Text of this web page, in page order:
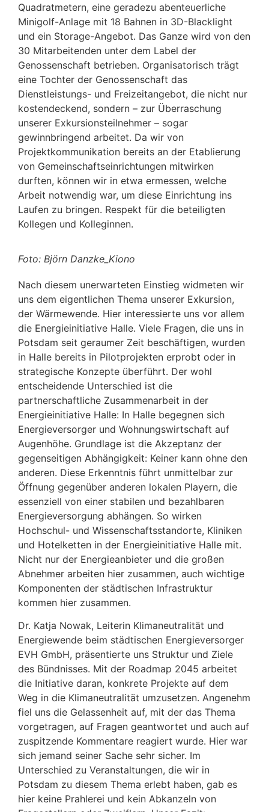
Quadratmetern, eine geradezu abenteuerliche
Minigolf-Anlage mit 18 Bahnen in 3D-Blacklight
und ein Storage-Angebot. Das Ganze wird von den
30 Mitarbeitenden unter dem Label der
Genossenschaft betrieben. Organisatorisch trägt
eine Tochter der Genossenschaft das
Dienstleistungs- und Freizeitangebot, die nicht nur
kostendeckend, sondern – zur Überraschung
unserer Exkursionsteilnehmer – sogar
gewinnbringend arbeitet. Da wir von
Projektkommunikation bereits an der Etablierung
von Gemeinschaftseinrichtungen mitwirken
durften, können wir in etwa ermessen, welche
Arbeit notwendig war, um diese Einrichtung ins
Laufen zu bringen. Respekt für die beteiligten
Kollegen und Kolleginnen.
Foto: Björn Danzke_Kiono
Nach diesem unerwarteten Einstieg widmeten wir
uns dem eigentlichen Thema unserer Exkursion,
der Wärmewende. Hier interessierte uns vor allem
die Energieinitiative Halle. Viele Fragen, die uns in
Potsdam seit geraumer Zeit beschäftigen, wurden
in Halle bereits in Pilotprojekten erprobt oder in
strategische Konzepte überführt. Der wohl
entscheidende Unterschied ist die
partnerschaftliche Zusammenarbeit in der
Energieinitiative Halle: In Halle begegnen sich
Energieversorger und Wohnungswirtschaft auf
Augenhöhe. Grundlage ist die Akzeptanz der
gegenseitigen Abhängigkeit: Keiner kann ohne den
anderen. Diese Erkenntnis führt unmittelbar zur
Öffnung gegenüber anderen lokalen Playern, die
essenziell von einer stabilen und bezahlbaren
Energieversorgung abhängen. So wirken
Hochschul- und Wissenschaftsstandorte, Kliniken
und Hotelketten in der Energieinitiative Halle mit.
Nicht nur der Energieanbieter und die großen
Abnehmer arbeiten hier zusammen, auch wichtige
Komponenten der städtischen Infrastruktur
kommen hier zusammen.
Dr. Katja Nowak, Leiterin Klimaneutralität und
Energiewende beim städtischen Energieversorger
EVH GmbH, präsentierte uns Struktur und Ziele
des Bündnisses. Mit der Roadmap 2045 arbeitet
die Initiative daran, konkrete Projekte auf dem
Weg in die Klimaneutralität umzusetzen. Angenehm
fiel uns die Gelassenheit auf, mit der das Thema
vorgetragen, auf Fragen geantwortet und auch auf
zuspitzende Kommentare reagiert wurde. Hier war
sich jemand seiner Sache sehr sicher. Im
Unterschied zu Veranstaltungen, die wir in
Potsdam zu diesem Thema erlebt haben, gab es
hier keine Prahlerei und kein Abkanzeln von